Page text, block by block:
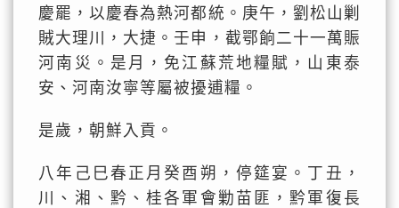
慶罷，以慶春為熱河都統。庚午，劉松山剿
賊大理川，大捷。壬申，截鄂餉二十一萬賑
河南災。是月，免江蘇荒地糧賦，山東泰
安、河南汝寧等屬被擾逋糧。
是歲，朝鮮入貢。
八年己巳春正月癸酉朔，停筵宴。丁丑，
川、湘、黔、桂各軍會勦苗匪，黔軍復長